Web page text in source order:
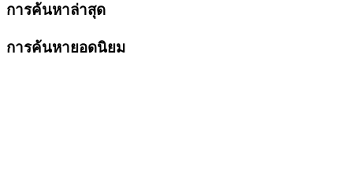
การค้นหาล่าสุด
การค้นหายอดนิยม